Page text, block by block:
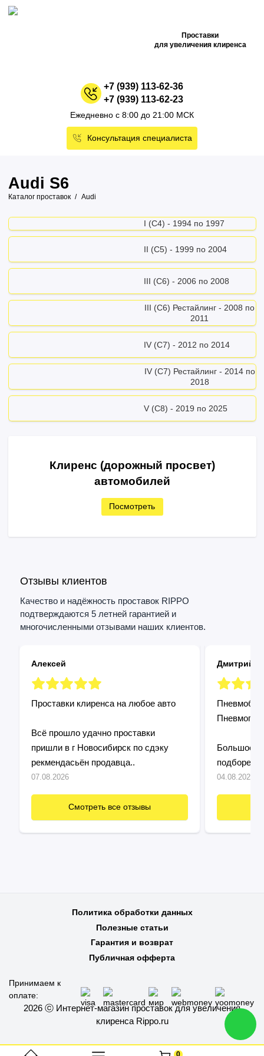
Проставки
для увеличения клиренса
+7 (939) 113-62-36
+7 (939) 113-62-23
Ежедневно с 8:00 до 21:00 МСК
Консультация специалиста
0
Audi S6
Каталог проставок Audi
I (C4) - 1994 по 1997
II (C5) - 1999 по 2004
III (C6) - 2006 по 2008
III (C6) Рестайлинг - 2008 по
2011
IV (C7) - 2012 по 2014
IV (C7) Рестайлинг - 2014 по
2018
V (С8) - 2019 по 2025
Клиренс (дорожный просвет)
автомобилей
Посмотреть
Отзывы клиентов
Качество и надёжность проставок RIPPO
подтверждаются 5 летней гарантией и
многочисленными отзывами наших клиентов.
Алексей
Проставки клиренса на любое авто
Всё прошло удачно проставки
пришли в г Новосибирск по сдэку
рекмендасьён продавца..
07.08.2026
Смотреть все отзывы
Дмитрий
Большое
подборе и
Установил
04.08.2026
Политика обработки данных
Полезные статьи
Гарантия и возврат
Публичная офферта
Принимаем к
оплате:
2026 ⓒ Интернет-магазин проставок для увеличения
клиренса Rippo.ru